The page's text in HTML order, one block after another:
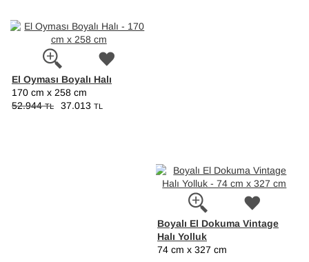
El Oyması Boyalı Halı
170 cm x 258 cm
52.944TL 37.013 TL
Boyalı El Dokuma Vintage
Halı Yolluk
74 cm x 327 cm